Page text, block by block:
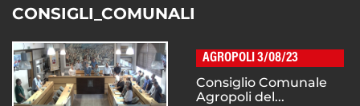
CONSIGLI_COMUNALI
AGROPOLI 3/08/23
Consiglio Comunale
Agropoli del...